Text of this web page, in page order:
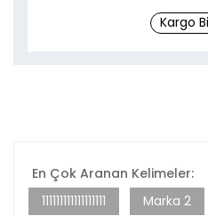
Kargo
En Çok Aranan Kelimeler:
111111111111111111
Marka 2